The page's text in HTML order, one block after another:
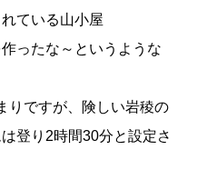
ている山小屋
ったな～というような
りですが、険しい岩稜の
登り2時間30分と設定さ